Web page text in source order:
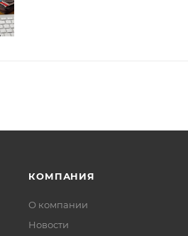
КОМПАНИЯ
О компании
Новости